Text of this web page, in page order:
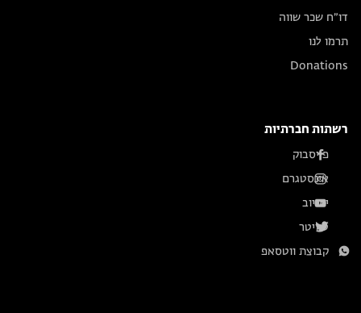
דו״ח שכר שווה
תרמו לנו
Donations
רשתות חברתיות
פייסבוק
אינסטגרם
יוטיוב
טוויטר
קבוצת ווטסאפ